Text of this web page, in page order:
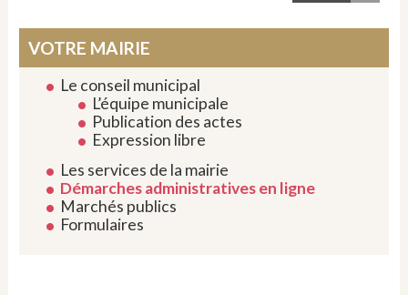
VOTRE MAIRIE
Le conseil municipal
L’équipe municipale
Publication des actes
Expression libre
Les services de la mairie
Démarches administratives en ligne
Marchés publics
Formulaires